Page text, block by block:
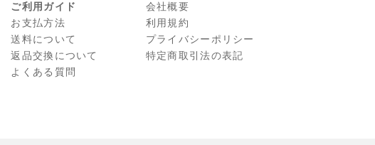
ご利用ガイド
お支払方法
送料について
返品交換について
よくある質問
会社概要
利⽤規約
プライバシーポリシー
特定商取引法の表記